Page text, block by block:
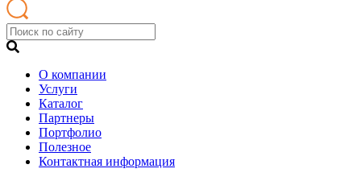
О компании
Услуги
Каталог
Партнеры
Портфолио
Полезное
Контактная информация